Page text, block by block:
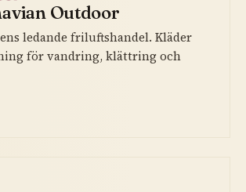
Outdoor
ledande friluftshandel. Kläder
för vandring, klättring och